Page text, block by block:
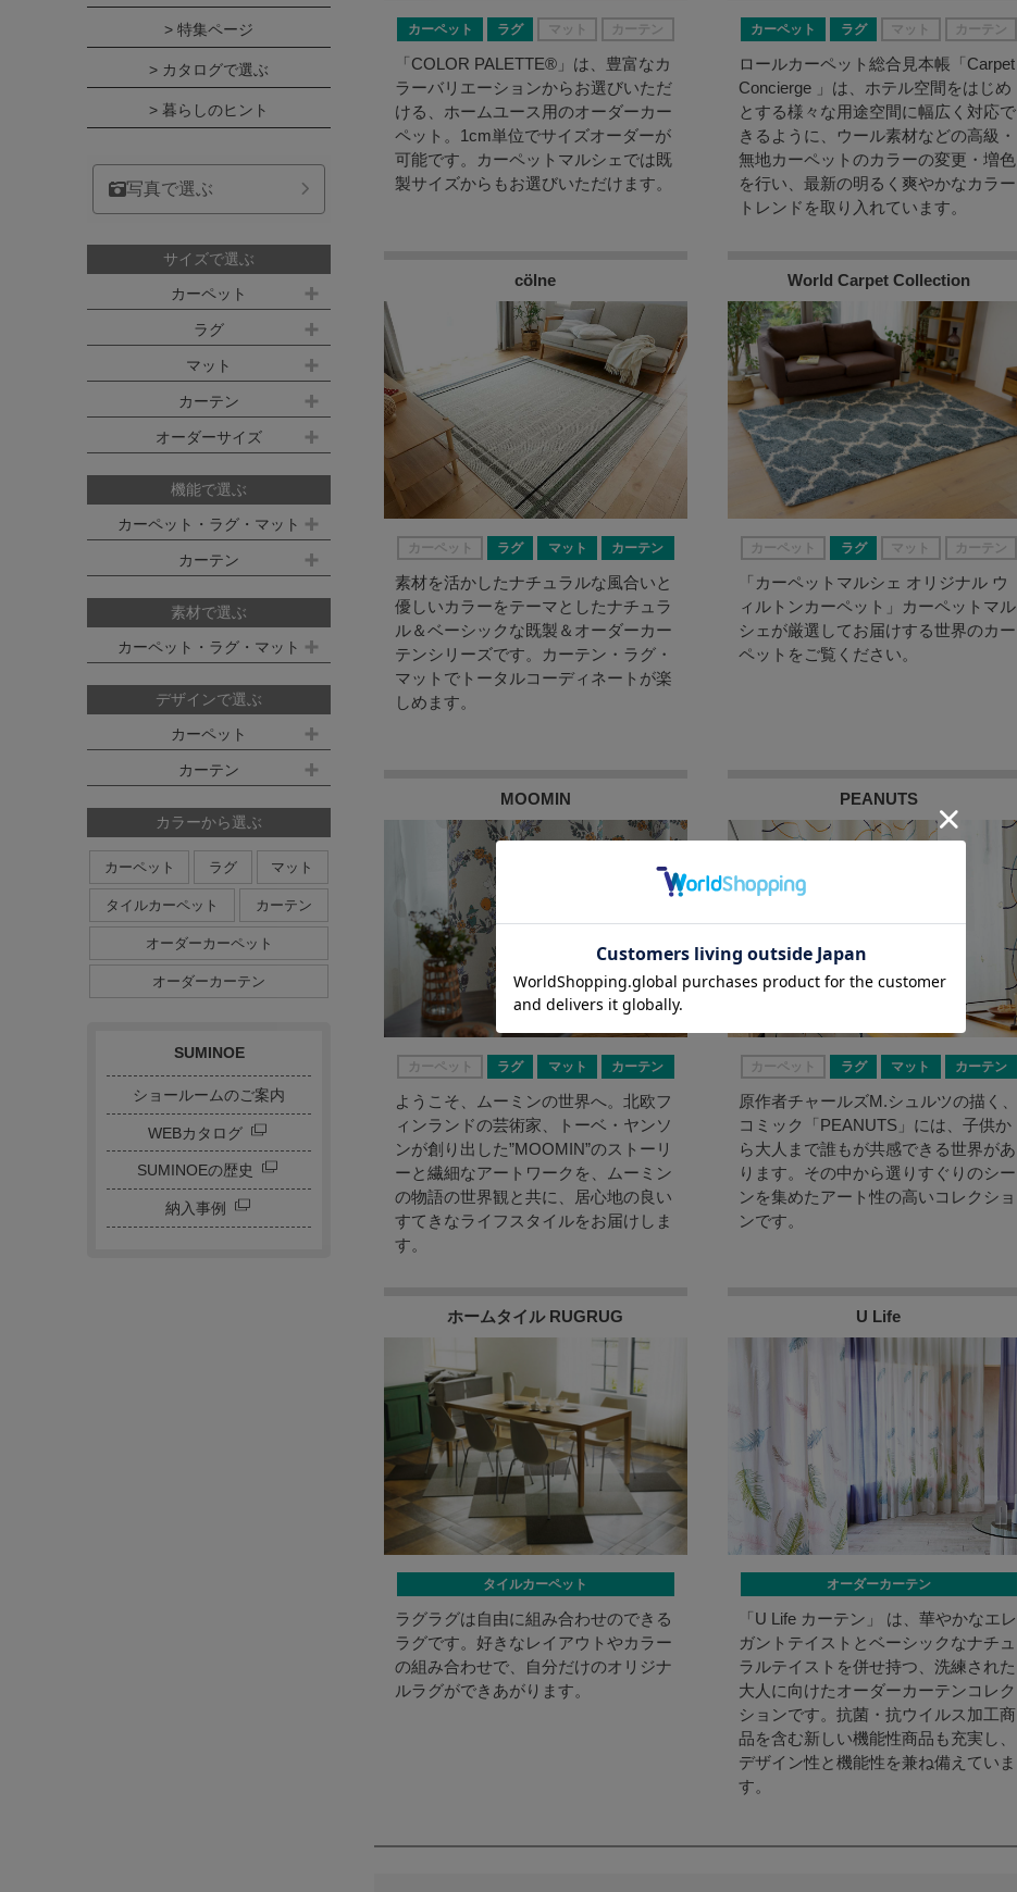
> 特集ページ
> カタログで選ぶ
> 暮らしのヒント
写真で選ぶ
サイズで選ぶ
カーペット
江戸間サイズ(3畳～10畳)
江戸間 3畳(176x261cm)
江戸間 4.5畳(261x261cm)
江戸間 6畳(261x352cm)
江戸間 8畳(352x352cm)
江戸間 10畳(352x440cm)
本間サイズ(3畳～8畳)
本間 3畳(191x286cm)
本間 8畳(382x382cm)
その他のサイズ
廊下敷き
ラグ
約100ｘ140cm
約140ｘ200cm(約1.5畳)
約160ｘ230cm(約2畳)
約200ｘ250cm(約3畳)
約200ｘ300cm(約3.5畳)
約250ｘ250cm
約250ｘ350cm
約300ｘ300cm
約300ｘ350cm
約350ｘ350cm
約350ｘ400cm
約350ｘ450cm
約350ｘ500cm
円形サイズ
ダイニングサイズ
マット
キッチンマット
デスクマット
カーテン
既製サイズ ドレープ(厚地)
100ｘ135cm
100ｘ178cm
100ｘ200cm
100ｘ133cm
100ｘ176cm
100ｘ198cm
オーダーサイズ
オーダーカーペット
オーダーキッチンマット
オーダーカーペットの測り方
オーダーカーテンの測り方
機能で選ぶ
カーペット・ラグ・マット
防炎 防音
消臭
すべり止め
遊び毛防止
アレルブロック
制電
日本製
ホットカーペット・床暖房対応
カーテン
洗える 遮光
防炎
アレルブロック
形態安定加工
形状記憶加工
日本製
素材で選ぶ
カーペット・ラグ・マット
ナイロン
ウール
デザインで選ぶ
カーペット
ストライプ＆ボーダー
円形
カーテン
北欧デザイン
ナチュラルデザイン
無地・無地調
抽象柄
花柄
植物柄
鳥・動物
ストライプ・ボーダー
チェック
ドット
サークル
カラーから選ぶ
カーペット ラグ マット
タイルカーペット カーテン
オーダーカーペット
オーダーカーテン
SUMINOE
ショールームのご案内
WEBカタログ
SUMINOEの歴史
納入事例
カーペット ラグ マット カーテン
「COLOR PALETTE®」は、豊富なカ
ラーバリエーションからお選びいただ
ける、ホームユース用のオーダーカー
ペット。1cm単位でサイズオーダーが
可能です。カーペットマルシェでは既
製サイズからもお選びいただけます。
カーペット ラグ マット カーテン
ロールカーペット総合見本帳「Carpet
Concierge 」は、ホテル空間をはじめ
とする様々な用途空間に幅広く対応で
きるように、ウール素材などの高級・
無地カーペットのカラーの変更・増色
を行い、最新の明るく爽やかなカラー
トレンドを取り入れています。
cölne
カーペット ラグ マット カーテン
素材を活かしたナチュラルな風合いと
優しいカラーをテーマとしたナチュラ
ル＆ベーシックな既製＆オーダーカー
テンシリーズです。カーテン・ラグ・
マットでトータルコーディネートが楽
しめます。
World Carpet Collection
カーペット ラグ マット カーテン
「カーペットマルシェ オリジナル ウ
ィルトンカーペット」カーペットマル
シェが厳選してお届けする世界のカー
ペットをご覧ください。
MOOMIN
カーペット ラグ マット カーテン
ようこそ、ムーミンの世界へ。北欧フ
ィンランドの芸術家、トーベ・ヤンソ
ンが創り出した”MOOMIN”のストーリ
ーと繊細なアートワークを、ムーミン
の物語の世界観と共に、居心地の良い
すてきなライフスタイルをお届けしま
す。
PEANUTS
カーペット ラグ マット カーテン
原作者チャールズM.シュルツの描く、
コミック「PEANUTS」には、子供か
ら大人まで誰もが共感できる世界があ
ります。その中から選りすぐりのシー
ンを集めたアート性の高いコレクショ
ンです。
ホームタイル RUGRUG
タイルカーペット
ラグラグは自由に組み合わせのできる
ラグです。好きなレイアウトやカラー
の組み合わせで、自分だけのオリジナ
ルラグができあがります。
U Life
オーダーカーテン
「U Life カーテン」 は、華やかなエレ
ガントテイストとベーシックなナチュ
ラルテイストを併せ持つ、洗練された
大人に向けたオーダーカーテンコレク
ションです。抗菌・抗ウイルス加工商
品を含む新しい機能性商品も充実し、
デザイン性と機能性を兼ね備えていま
す。